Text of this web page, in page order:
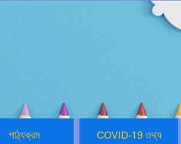
পাঠ্যক্রম COVID-19 তথ্য